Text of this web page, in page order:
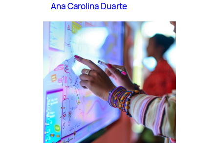
Ana Carolina Duarte